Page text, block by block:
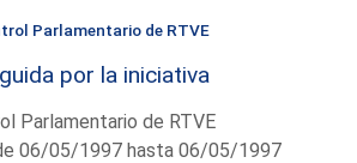
Parlamentario de RTVE
por la iniciativa
Parlamentario de RTVE
06/05/1997 hasta 06/05/1997